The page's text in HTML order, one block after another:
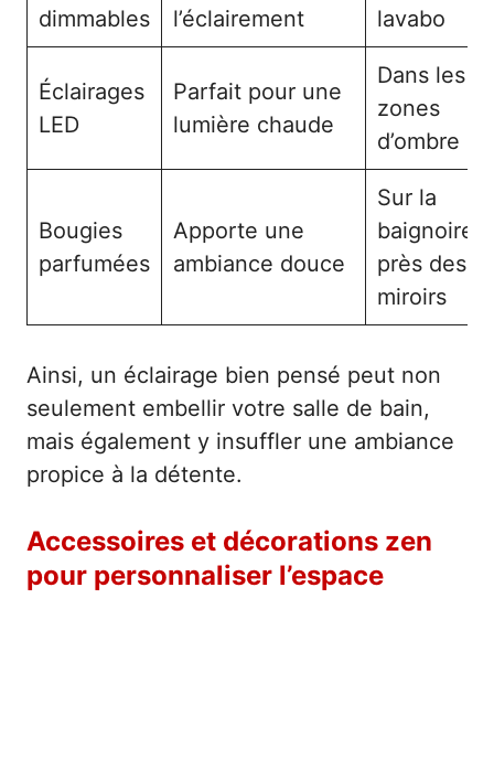
dimmables
l’éclairement
lavabo
Éclairages
LED
Parfait pour une
lumière chaude
Dans les
zones
d’ombre
Bougies
parfumées
Apporte une
ambiance douce
Sur la
baignoire
près des
miroirs
Ainsi, un éclairage bien pensé peut non
seulement embellir votre salle de bain,
mais également y insuffler une ambiance
propice à la détente.
Accessoires et décorations zen
pour personnaliser l’espace